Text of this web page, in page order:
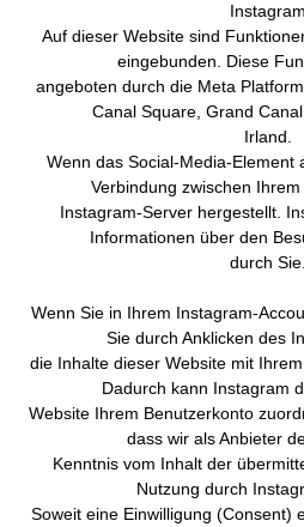
Instagram
Auf dieser Website sind
eingebunden. Diese
angeboten durch die Meta
Canal Square, Grand
Irland.
Wenn das Social-Media-Element
Verbindung zwischen
Instagram-Server hergestellt.
Informationen über den
durch Sie.
Wenn Sie in Ihrem Instagram-
Sie durch Anklicken des
die Inhalte dieser Website mit
Dadurch kann Instagram
Website Ihrem Benutzerkonto
dass wir als Anbieter
Kenntnis vom Inhalt der
Nutzung durch
Soweit eine Einwilligung (Consent)